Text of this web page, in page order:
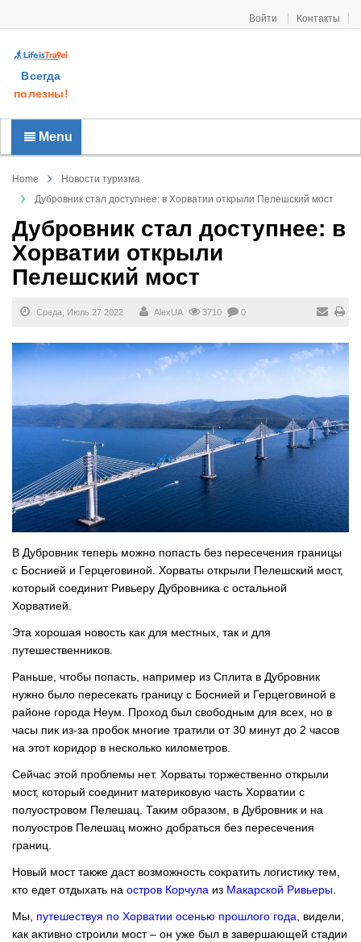
Войти Контакты
Всегда
полезны!
Menu
Home
Новости туризма
Дубровник стал доступнее: в Хорватии открыли Пелешский мост
Дубровник стал доступнее: в
Хорватии открыли
Пелешский мост
Среда, Июль 27 2022 AlexUA 3710 0
В Дубровник теперь можно попасть без пересечения границы
с Боснией и Герцеговиной. Хорваты открыли Пелешский мост,
который соединит Ривьеру Дубровника с остальной
Хорватией.
Эта хорошая новость как для местных, так и для
путешественников.
Раньше, чтобы попасть, например из Сплита в Дубровник
нужно было пересекать границу с Боснией и Герцеговиной в
районе города Неум. Проход был свободным для всех, но в
часы пик из-за пробок многие тратили от 30 минут до 2 часов
на этот коридор в несколько километров.
Сейчас этой проблемы нет. Хорваты торжественно открыли
мост, который соединит материковую часть Хорватии с
полуостровом Пелешац. Таким образом, в Дубровник и на
полуостров Пелешац можно добраться без пересечения
границ.
Новый мост также даст возможность сократить логистику тем,
кто едет отдыхать на остров Корчула из Макарской Ривьеры
Мы, путешествуя по Хорватии осенью прошлого года , видели,
как активно строили мост – он уже был в завершающей стадии